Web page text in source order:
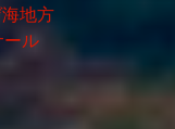
地方
ル